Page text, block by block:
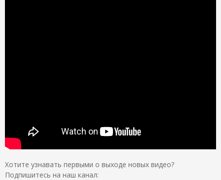
Хотите узнавать первыми о выходе новых видео?
Подпишитесь на наш канал: